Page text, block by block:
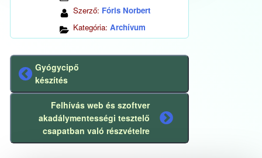
Szerző: Fóris Norbert
Kategória: Archívum
Előző
bejegyzés
Gyógycipő
készítés
Következő
bejegyzés
Felhívás web és szoftver
akadálymentességi tesztelő
csapatban való részvételre